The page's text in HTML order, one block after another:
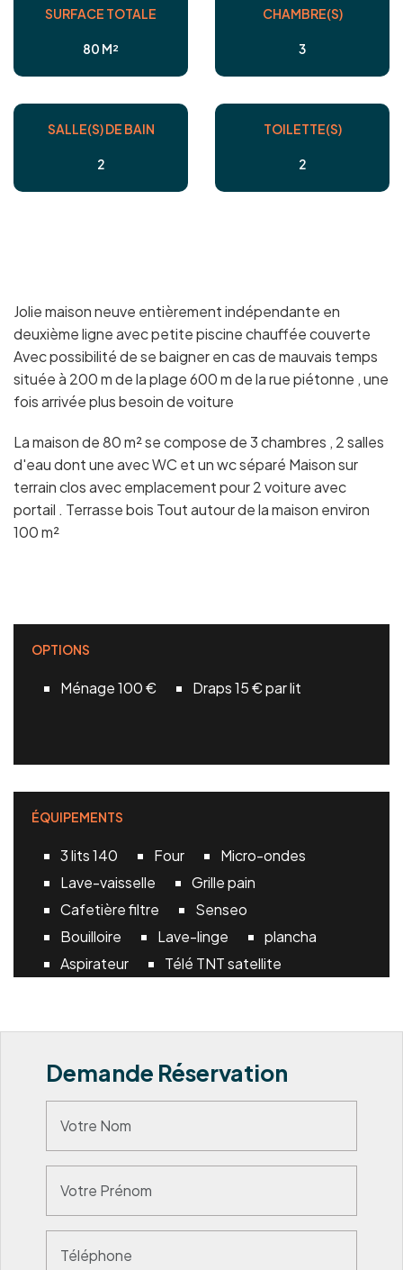
SURFACE TOTALE
80 M²
CHAMBRE(S)
3
SALLE(S) DE BAIN
2
TOILETTE(S)
2
Jolie maison neuve entièrement indépendante en
deuxième ligne avec petite piscine chauffée couverte
Avec possibilité de se baigner en cas de mauvais temps
située à 200 m de la plage 600 m de la rue piétonne , une
fois arrivée plus besoin de voiture
La maison de 80 m² se compose de 3 chambres , 2 salles
d'eau dont une avec WC et un wc séparé Maison sur
terrain clos avec emplacement pour 2 voiture avec
portail . Terrasse bois Tout autour de la maison environ
100 m²
OPTIONS
Ménage 100 € Draps 15 € par lit
ÉQUIPEMENTS
3 lits 140 Four
Micro-ondes
Lave-vaisselle
Grille pain
Cafetière filtre
Senseo
Bouilloire
Lave-linge
plancha
Aspirateur
Télé TNT satellite
Demande Réservation